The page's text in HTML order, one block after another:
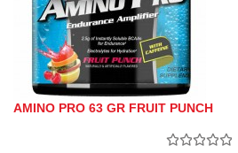
AMINO PRO 63 GR FRUIT PUNCH